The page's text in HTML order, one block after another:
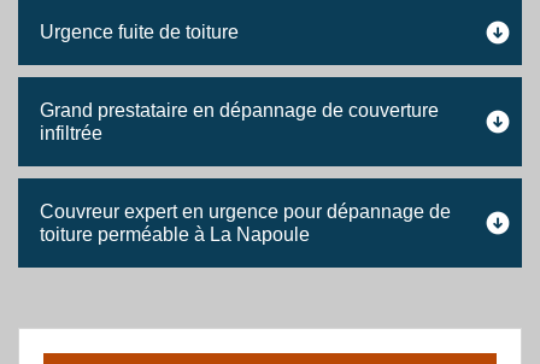
Urgence fuite de toiture
Grand prestataire en dépannage de couverture
infiltrée
Couvreur expert en urgence pour dépannage de
toiture perméable à La Napoule